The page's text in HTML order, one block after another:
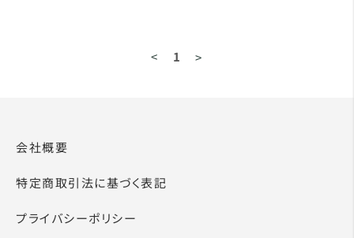
< 1 >
会社概要
特定商取引法に基づく表記
プライバシーポリシー